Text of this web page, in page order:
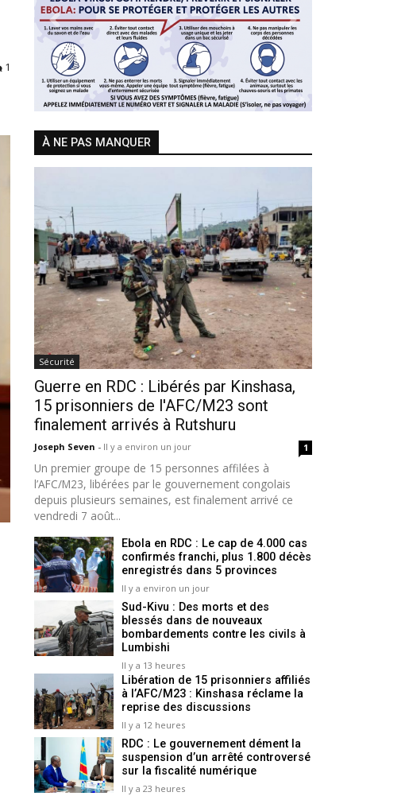
1
Previous Next
À NE PAS MANQUER
Sécurité
Guerre en RDC : Libérés par Kinshasa,
15 prisonniers de l'AFC/M23 sont
finalement arrivés à Rutshuru
Joseph Seven - Il y a environ un jour 1
Un premier groupe de 15 personnes affilées à
l’AFC/M23, libérées par le gouvernement congolais
depuis plusieurs semaines, est finalement arrivé ce
vendredi 7 août...
Ebola en RDC : Le cap de 4.000 cas
confirmés franchi, plus 1.800 décès
enregistrés dans 5 provinces
Il y a environ un jour
Sud-Kivu : Des morts et des
blessés dans de nouveaux
bombardements contre les civils à
Lumbishi
Il y a 13 heures
Libération de 15 prisonniers affiliés
à l’AFC/M23 : Kinshasa réclame la
reprise des discussions
Il y a 12 heures
RDC : Le gouvernement dément la
suspension d’un arrêté controversé
sur la fiscalité numérique
Il y a 23 heures